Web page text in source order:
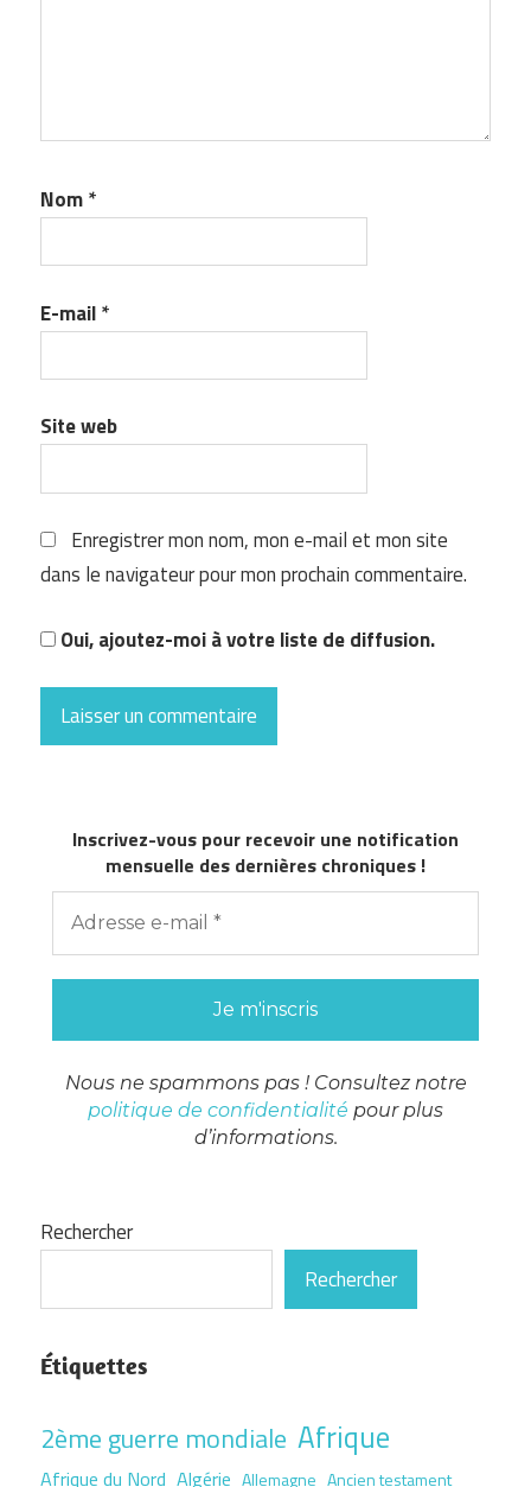
Nom*
E-mail*
Site web
Enregistrer mon nom, mon e-mail et mon site
dans le navigateur pour mon prochain commentaire.
Oui, ajoutez-moi à votre liste de diffusion.
Inscrivez-vous pour recevoir une notification
mensuelle des dernières chroniques !
Nous ne spammons pas ! Consultez notre
politique de confidentialité pour plus
d’informations.
Rechercher
Rechercher
Étiquettes
2ème guerre mondiale Afrique
Afrique du Nord Algérie Allemagne Ancien testament